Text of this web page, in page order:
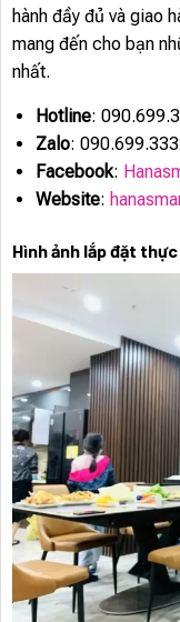
hành đầy đủ và giao
mang đến cho bạn
nhất.
Hotline:
Zalo:
Facebook:
Website:
Hình ảnh lắp đặt